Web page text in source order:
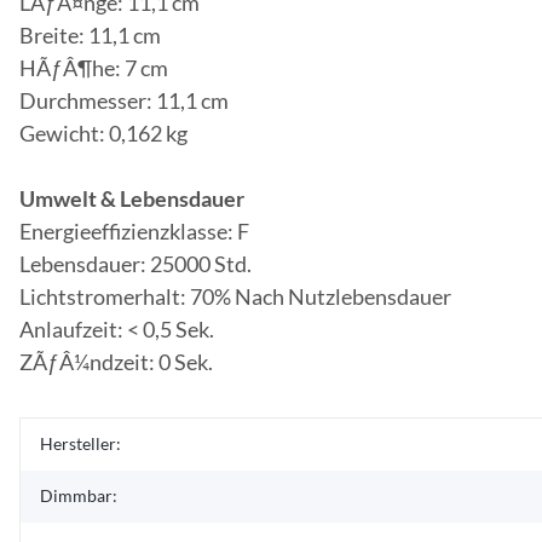
Breite: 11,1 cm
HÃƒÂ¶he: 7 cm
Durchmesser: 11,1 cm
Gewicht: 0,162 kg
Umwelt & Lebensdauer
Energieeffizienzklasse: F
Lebensdauer: 25000 Std.
Lichtstromerhalt: 70% Nach Nutzlebensdauer
Anlaufzeit: < 0,5 Sek.
ZÃƒÂ¼ndzeit: 0 Sek.
Hersteller:
Dimmbar: